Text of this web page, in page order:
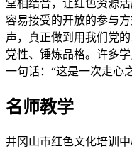
堂相结合，让红色资源
容易接受的开放的参与
声，真正做到用我们党
党性、锤炼品格。许多
一句话：“这是一次走心
名师教学
井冈山市红色文化培训